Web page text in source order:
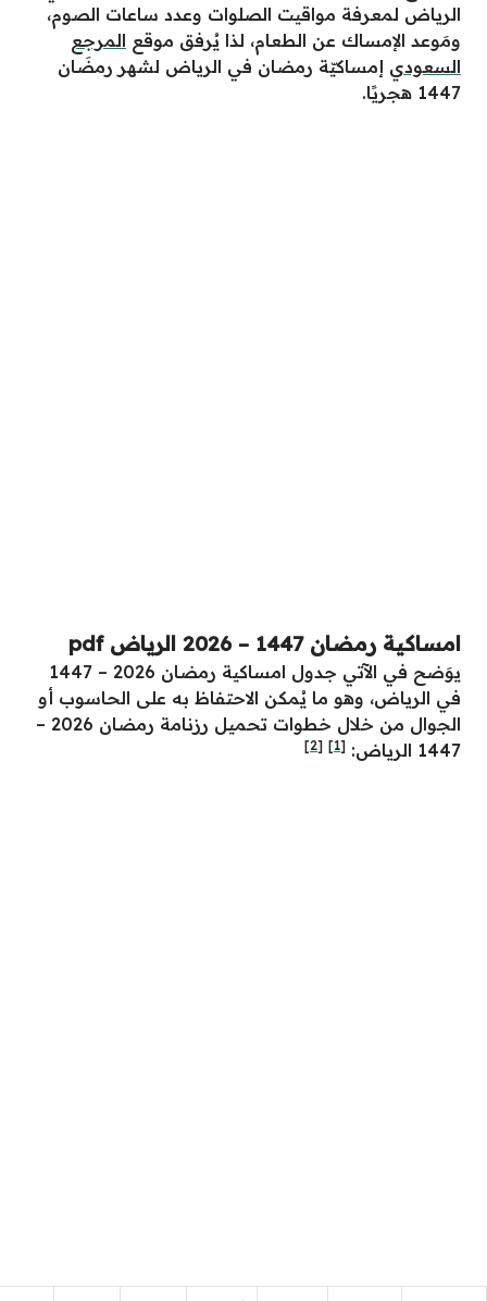
الرياض لمعرفة مواقيت الصلوات وعدد ساعات الصوم،
ومَوعد الإمساك عن الطعام، لذا يُرفق موقع المرجع
السعودي إمساكيّة رمضان في الرياض لشهر رمضَان
1447 هجريًا.
امساكية رمضان 1447 – 2026 الرياض pdf
يوَضح في الآتي جدول امساكية رمضان 2026 – 1447
في الرياض، وهو ما يُمكن الاحتفاظ به على الحاسوب أو
الجوال من خلال خطوات تحميل رزنامة رمضان 2026 –
1447 الرياض:
[1]
[2]